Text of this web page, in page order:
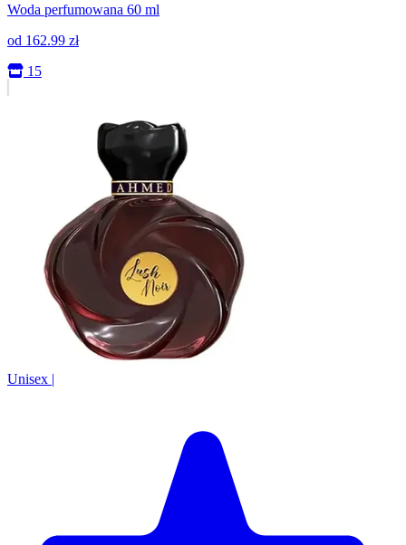
Woda perfumowana 60 ml
od 162.99 zł
15
Unisex |